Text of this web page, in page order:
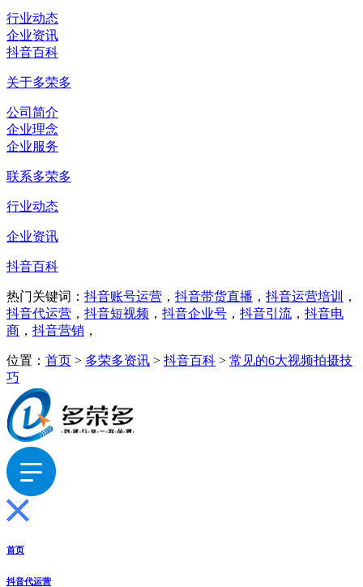
行业动态
企业资讯
抖音百科
关于多荣多
公司简介
企业理念
企业服务
联系多荣多
行业动态
企业资讯
抖音百科
热门关键词： 抖音账号运营 ， 抖音带货直播 ， 抖音运营培训
，
抖音代运营 ， 抖音短视频 ， 抖音企业号 ， 抖音引流 ， 抖音电
商 ， 抖音营销 ，
位置： 首页 > 多荣多资讯 > 抖音百科 > 常见的6大视频拍摄技
巧
首页
抖音代运营